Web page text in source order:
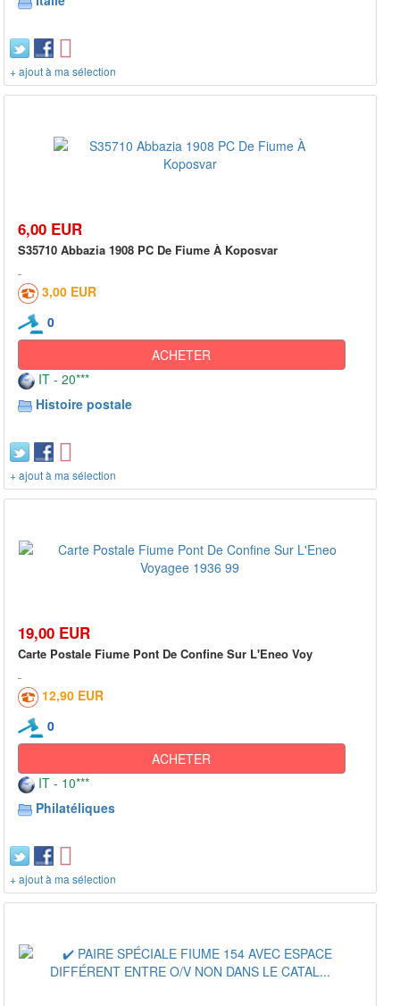
+ ajout à ma sélection
6,00 EUR
S35710 Abbazia 1908 PC De Fiume À Koposvar
3,00 EUR
0
ACHETER
IT - 20***
Histoire postale
+ ajout à ma sélection
19,00 EUR
Carte Postale Fiume Pont De Confine Sur L'Eneo Voy
12,90 EUR
0
ACHETER
IT - 10***
Philatéliques
+ ajout à ma sélection